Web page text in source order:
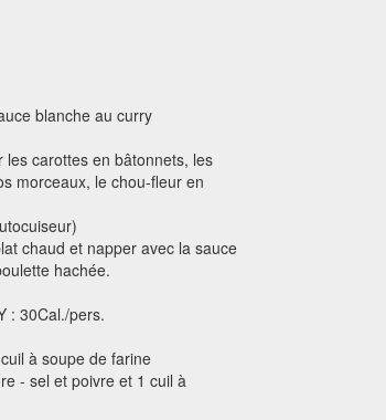
blanche au curry
carottes en bâtonnets, les
morceaux, le chou-fleur en
chaud et napper avec la sauce
hachée.
: 30Cal./pers.
à soupe de farine
- sel et poivre et 1 cuil à